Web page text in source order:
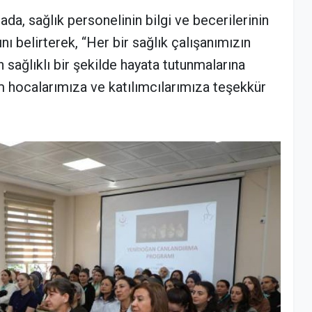
sağlık personelinin bilgi ve becerilerinin
belirterek, “Her bir sağlık çalışanımızın
bir şekilde hayata tutunmalarına
ve katılımcılarımıza teşekkür